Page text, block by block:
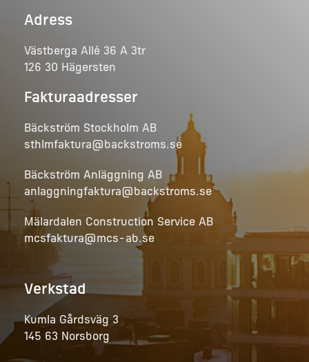
Adress
Västberga Allé 36 A 3tr
126 30 Hägersten
Fakturaadresser
Bäckström Stockholm AB
sthlmfaktura@backstroms.se
Bäckström Anläggning AB
anlaggningfaktura@backstroms.se
Mälardalen Construction Service AB
mcsfaktura@mcs-ab.se
Verkstad
Kumla Gårdsväg 3
145 63 Norsborg